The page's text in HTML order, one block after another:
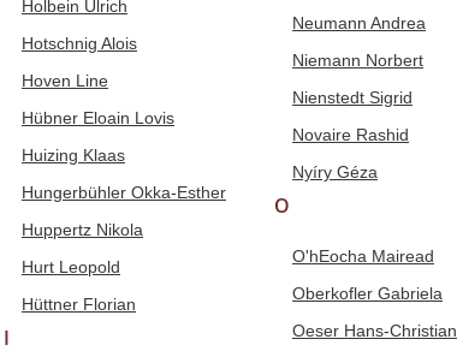
Holbein Ulrich
Hotschnig Alois
Hoven Line
Hübner Eloain Lovis
Huizing Klaas
Hungerbühler Okka-Esther
Huppertz Nikola
Hurt Leopold
Hüttner Florian
I
Neumann Andrea
Niemann Norbert
Nienstedt Sigrid
Novaire Rashid
Nyíry Géza
O
O'hEocha Mairead
Oberkofler Gabriela
Oeser Hans-Christian